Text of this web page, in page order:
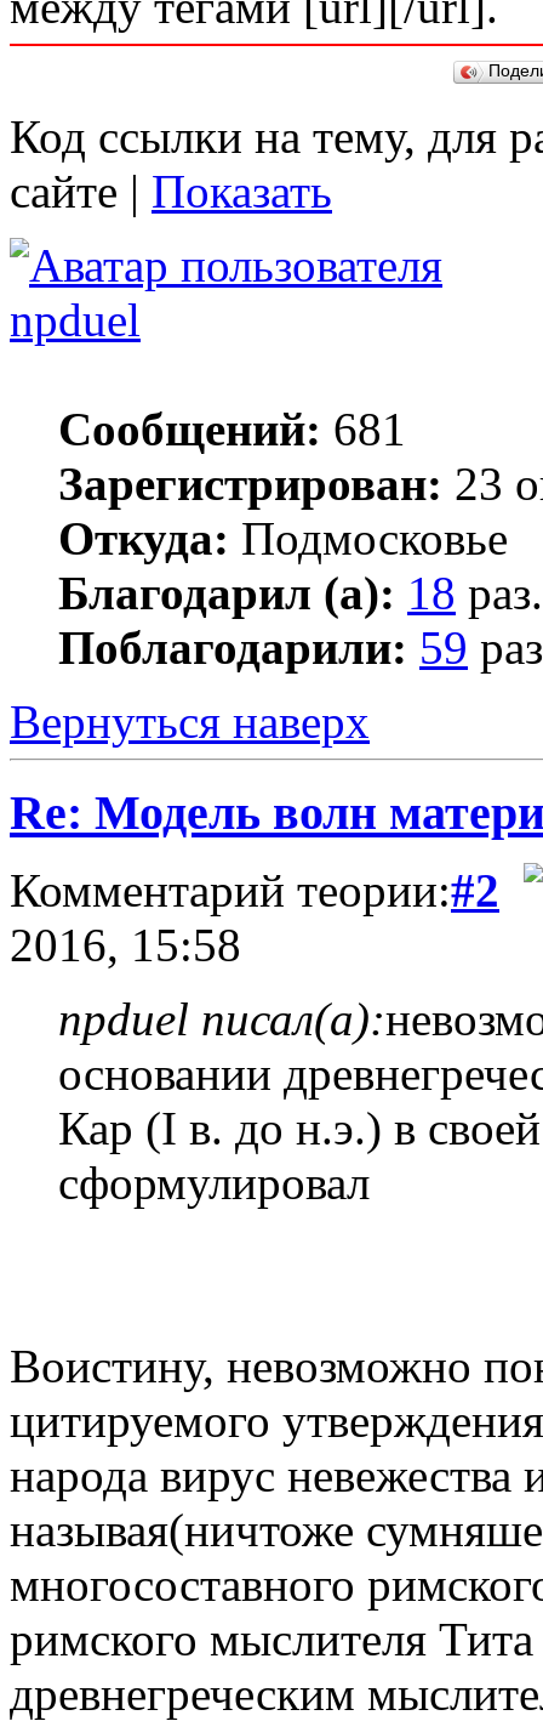
Код ссылки на тему, для
сайте | Показать
npduel
Сообщений: 681
Зарегистрирован: 23
Откуда: Подмосковье
Благодарил (а): 18 раз.
Поблагодарили: 59
Вернуться наверх
Re: Модель волн
Комментарий теории:#2
2016, 15:58
npduel писал(а):
основании
Кар (I в. до н.э.) в
сформулировал
Воистину, невозможно
цитируемого
народа вирус невежества
называя(ничтоже
многосоставного
римского мыслителя
древнегреческим